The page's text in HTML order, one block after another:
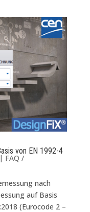
von EN 1992-4
FAQ /
nach
auf Basis
(Eurocode 2 –